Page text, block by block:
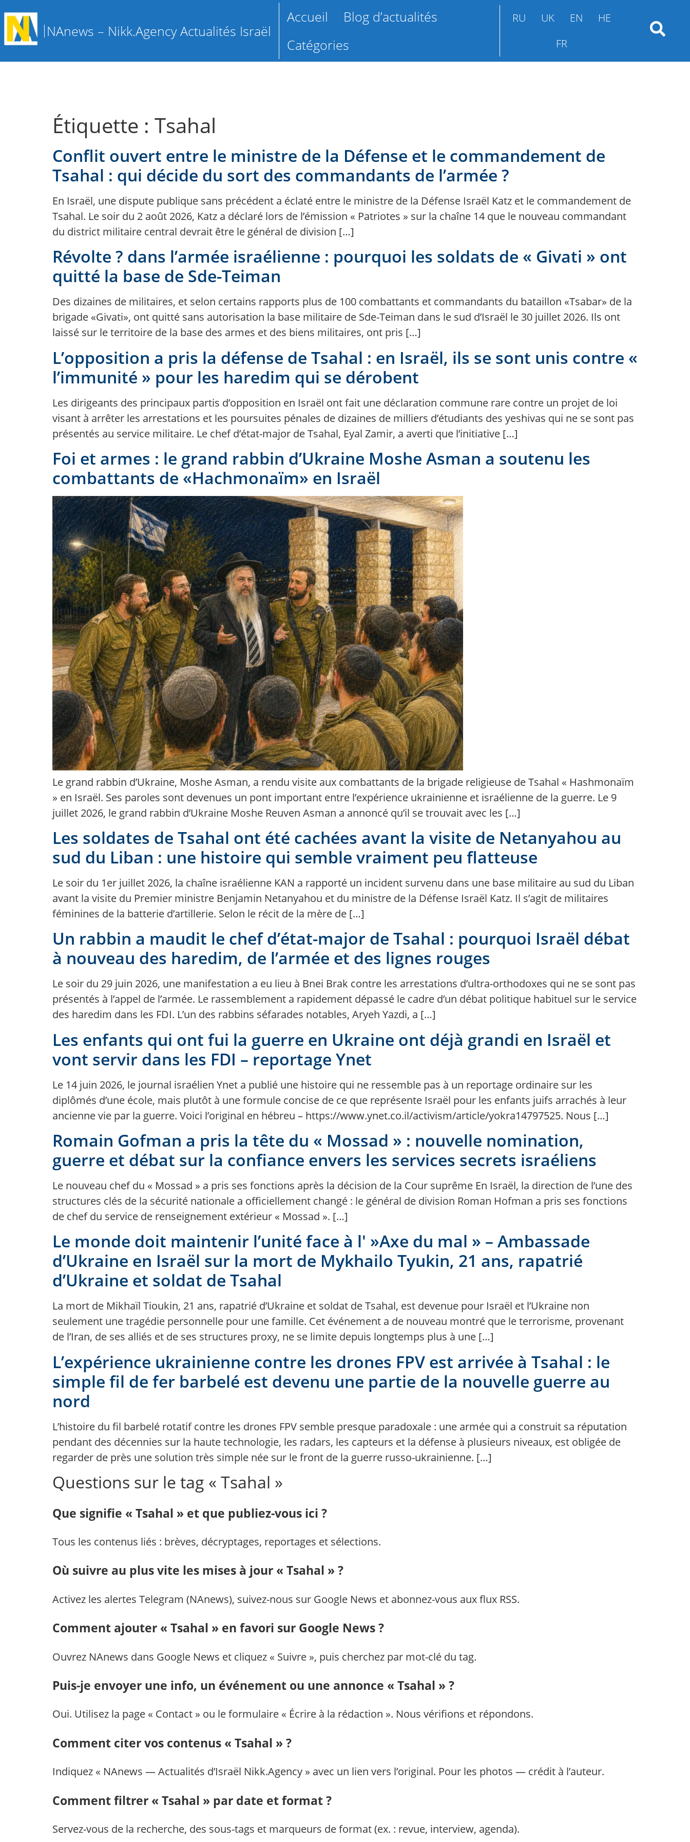
NAnews – Nikk.Agency Actualités Israël
Accueil
Blog d’actualités
Catégories
RU UK EN
HE
FR
Étiquette : Tsahal
Conflit ouvert entre le ministre de la Défense et le commandement de
Tsahal : qui décide du sort des commandants de l’armée ?
En Israël, une dispute publique sans précédent a éclaté entre le ministre de la Défense Israël Katz et le commandement de
Tsahal. Le soir du 2 août 2026, Katz a déclaré lors de l’émission « Patriotes » sur la chaîne 14 que le nouveau commandant
du district militaire central devrait être le général de division […]
Révolte ? dans l’armée israélienne : pourquoi les soldats de « Givati » ont
quitté la base de Sde-Teiman
Des dizaines de militaires, et selon certains rapports plus de 100 combattants et commandants du bataillon «Tsabar» de la
brigade «Givati», ont quitté sans autorisation la base militaire de Sde-Teiman dans le sud d’Israël le 30 juillet 2026. Ils ont
laissé sur le territoire de la base des armes et des biens militaires, ont pris […]
L’opposition a pris la défense de Tsahal : en Israël, ils se sont unis contre «
l’immunité » pour les haredim qui se dérobent
Les dirigeants des principaux partis d’opposition en Israël ont fait une déclaration commune rare contre un projet de loi
visant à arrêter les arrestations et les poursuites pénales de dizaines de milliers d’étudiants des yeshivas qui ne se sont pas
présentés au service militaire. Le chef d’état-major de Tsahal, Eyal Zamir, a averti que l’initiative […]
Foi et armes : le grand rabbin d’Ukraine Moshe Asman a soutenu les
combattants de «Hachmonaïm» en Israël
Le grand rabbin d’Ukraine, Moshe Asman, a rendu visite aux combattants de la brigade religieuse de Tsahal « Hashmonaïm
» en Israël. Ses paroles sont devenues un pont important entre l’expérience ukrainienne et israélienne de la guerre. Le 9
juillet 2026, le grand rabbin d’Ukraine Moshe Reuven Asman a annoncé qu’il se trouvait avec les […]
Les soldates de Tsahal ont été cachées avant la visite de Netanyahou au
sud du Liban : une histoire qui semble vraiment peu flatteuse
Le soir du 1er juillet 2026, la chaîne israélienne KAN a rapporté un incident survenu dans une base militaire au sud du Liban
avant la visite du Premier ministre Benjamin Netanyahou et du ministre de la Défense Israël Katz. Il s’agit de militaires
féminines de la batterie d’artillerie. Selon le récit de la mère de […]
Un rabbin a maudit le chef d’état-major de Tsahal : pourquoi Israël débat
à nouveau des haredim, de l’armée et des lignes rouges
Le soir du 29 juin 2026, une manifestation a eu lieu à Bnei Brak contre les arrestations d’ultra-orthodoxes qui ne se sont pas
présentés à l’appel de l’armée. Le rassemblement a rapidement dépassé le cadre d’un débat politique habituel sur le service
des haredim dans les FDI. L’un des rabbins séfarades notables, Aryeh Yazdi, a […]
Les enfants qui ont fui la guerre en Ukraine ont déjà grandi en Israël et
vont servir dans les FDI – reportage Ynet
Le 14 juin 2026, le journal israélien Ynet a publié une histoire qui ne ressemble pas à un reportage ordinaire sur les
diplômés d’une école, mais plutôt à une formule concise de ce que représente Israël pour les enfants juifs arrachés à leur
ancienne vie par la guerre. Voici l’original en hébreu – https://www.ynet.co.il/activism/article/yokra14797525. Nous […]
Romain Gofman a pris la tête du « Mossad » : nouvelle nomination,
guerre et débat sur la confiance envers les services secrets israéliens
Le nouveau chef du « Mossad » a pris ses fonctions après la décision de la Cour suprême En Israël, la direction de l’une des
structures clés de la sécurité nationale a officiellement changé : le général de division Roman Hofman a pris ses fonctions
de chef du service de renseignement extérieur « Mossad ». […]
Le monde doit maintenir l’unité face à l' »Axe du mal » – Ambassade
d’Ukraine en Israël sur la mort de Mykhailo Tyukin, 21 ans, rapatrié
d’Ukraine et soldat de Tsahal
La mort de Mikhaïl Tioukin, 21 ans, rapatrié d’Ukraine et soldat de Tsahal, est devenue pour Israël et l’Ukraine non
seulement une tragédie personnelle pour une famille. Cet événement a de nouveau montré que le terrorisme, provenant
de l’Iran, de ses alliés et de ses structures proxy, ne se limite depuis longtemps plus à une […]
L’expérience ukrainienne contre les drones FPV est arrivée à Tsahal : le
simple fil de fer barbelé est devenu une partie de la nouvelle guerre au
nord
L’histoire du fil barbelé rotatif contre les drones FPV semble presque paradoxale : une armée qui a construit sa réputation
pendant des décennies sur la haute technologie, les radars, les capteurs et la défense à plusieurs niveaux, est obligée de
regarder de près une solution très simple née sur le front de la guerre russo-ukrainienne. […]
Questions sur le tag « Tsahal »
Que signifie « Tsahal » et que publiez-vous ici ?
Tous les contenus liés : brèves, décryptages, reportages et sélections.
Où suivre au plus vite les mises à jour « Tsahal » ?
Activez les alertes Telegram (NAnews), suivez-nous sur Google News et abonnez-vous aux flux RSS.
Comment ajouter « Tsahal » en favori sur Google News ?
Ouvrez NAnews dans Google News et cliquez « Suivre », puis cherchez par mot-clé du tag.
Puis-je envoyer une info, un événement ou une annonce « Tsahal » ?
Oui. Utilisez la page « Contact » ou le formulaire « Écrire à la rédaction ». Nous vérifions et répondons.
Comment citer vos contenus « Tsahal » ?
Indiquez « NAnews — Actualités d’Israël Nikk.Agency » avec un lien vers l’original. Pour les photos — crédit à l’auteur.
Comment filtrer « Tsahal » par date et format ?
Servez-vous de la recherche, des sous-tags et marqueurs de format (ex. : revue, interview, agenda).